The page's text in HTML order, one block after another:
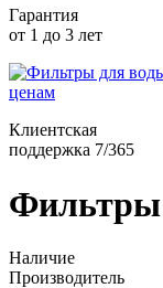
Гарантия
от 1 до 3 лет
Клиентская
поддержка 7/365
Фильтры
Наличие
Производитель